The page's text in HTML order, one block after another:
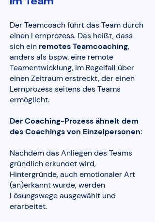
im Team
Der Teamcoach führt das Team durch
einen Lernprozess. Das heißt, dass
sich ein remotes Teamcoaching,
anders als bspw. eine remote
Teamentwicklung, im Regelfall über
einen Zeitraum erstreckt, der einen
Lernprozess seitens des Teams
ermöglicht.
Der Coaching-Prozess ähnelt dem
des Coachings von Einzelpersonen:
Nachdem das Anliegen des Teams
gründlich erkundet wird,
Hintergründe, auch emotionaler Art
(an)erkannt wurde, werden
Lösungswege ausgewählt und
erarbeitet.